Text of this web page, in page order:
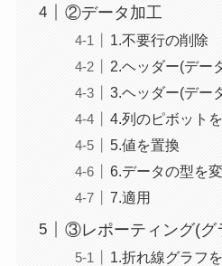
②データ加工
1.不要行の削除
2.ヘッダー(デー
3.ヘッダー(デー
4.列のピボット
5.値を置換
6.データの型を
7.適用
③レポーティング(グ
1.折れ線グラフ